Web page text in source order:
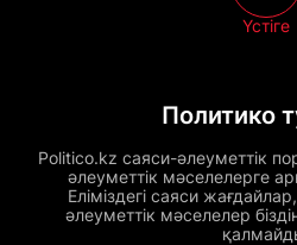
Политико
Politico.kz саяси-әлеуметтік
әлеуметтік мәселелерге
Еліміздегі саяси
әлеуметтік мәселелер
Үстіге